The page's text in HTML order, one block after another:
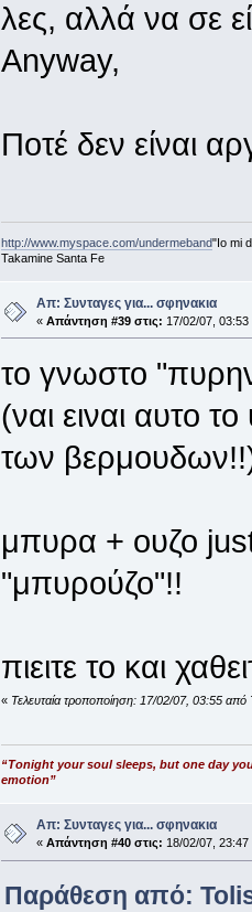
λες, αλλά να σε
Anyway,
Ποτέ δεν είναι
http://www.myspace.com/undermeband"Io mi
Takamine Santa Fe
Απ: Συνταγες για... σφηνακια
« Απάντηση #39 στις: 17/02/07, 03:53
το γνωστο
(ναι ειναι αυτο
των
μπυρα + ουζο
"μπυρούζο"!!
πιειτε το και
« Τελευταία τροποποίηση: 17/02/07, 03:55
“Tonight your soul sleeps, but one day
emotion”
Απ: Συνταγες για... σφηνακια
« Απάντηση #40 στις: 18/02/07, 23:47
Παράθεση από: